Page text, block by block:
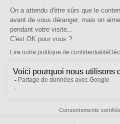
Politique de confidentialité